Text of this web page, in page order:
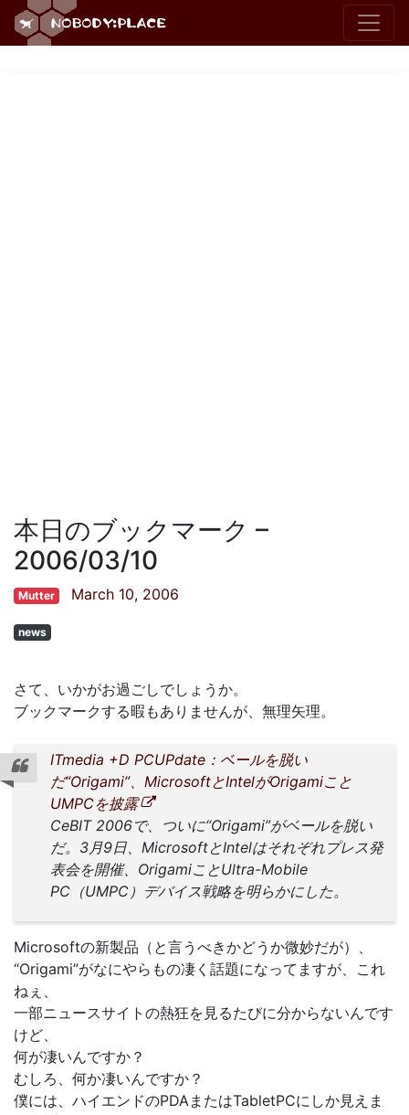
本日のブックマーク –
2006/03/10
Mutter March 10, 2006
news
さて、いかがお過ごしでしょうか。
ブックマークする暇もありませんが、無理矢理。
ITmedia +D PCUPdate：ベールを脱い
だ“Origami”、MicrosoftとIntelがOrigamiこと
UMPCを披露
CeBIT 2006で、ついに“Origami”がベールを脱い
だ。3月9日、MicrosoftとIntelはそれぞれプレス発
表会を開催、OrigamiことUltra-Mobile
PC（UMPC）デバイス戦略を明らかにした。
Microsoftの新製品（と言うべきかどうか微妙だが）、
“Origami”がなにやらもの凄く話題になってますが、これ
ねぇ、
一部ニュースサイトの熱狂を見るたびに分からないんです
けど、
何が凄いんですか？
むしろ、何か凄いんですか？
僕には、ハイエンドのPDAまたはTabletPCにしか見えま